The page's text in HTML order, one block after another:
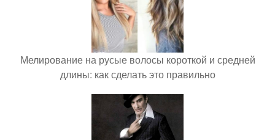
Мелирование на русые волосы короткой и средней
длины: как сделать это правильно